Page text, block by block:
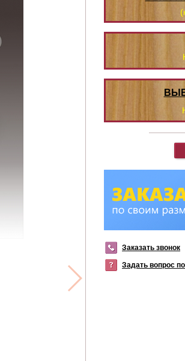
Заказать звонок
Задать вопрос